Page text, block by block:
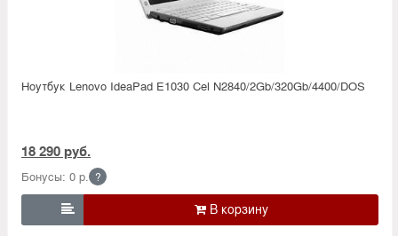
Ноутбук Lenovo IdeaPad E1030 Cel N2840/2Gb/320Gb/4400/DOS
18 290 руб.
Бонусы: 0 р. ?
